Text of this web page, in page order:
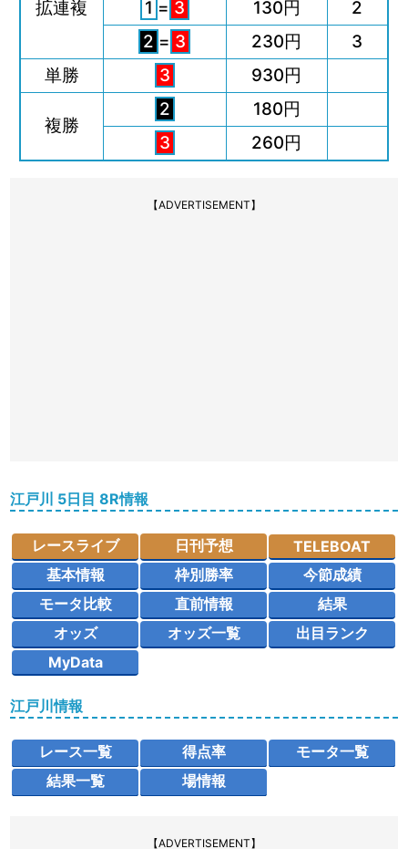
拡連複
1 = 3 130円
2
2 = 3 230円
3
単勝
3 930円
複勝
2
180円
3
260円
【ADVERTISEMENT】
江戸川 5日目 8R情報
レースライブ 日刊予想
TELEBOAT
基本情報
枠別勝率
今節成績
モータ比較
直前情報
結果
オッズ
オッズ一覧
出目ランク
MyData
江戸川情報
レース一覧 得点率
モータ一覧
結果一覧
場情報
【ADVERTISEMENT】